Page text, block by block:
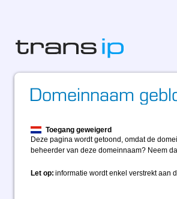
Toegang geweigerd
Deze pagina wordt getoond, omdat de
beheerder van deze domeinnaam? Neem
Let op: informatie wordt enkel verstrekt aan